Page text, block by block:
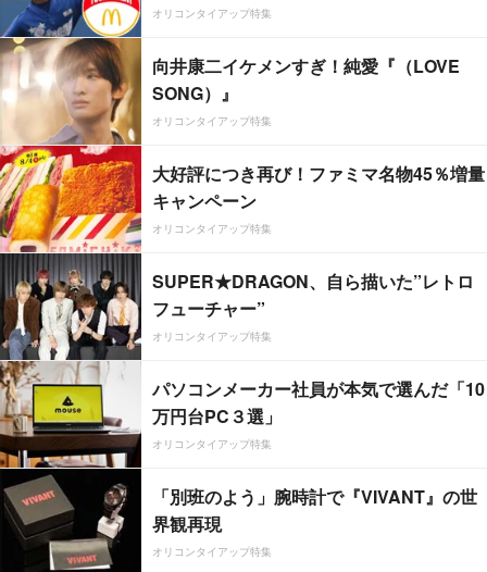
オリコンタイアップ特集
向井康二イケメンすぎ！純愛『（LOVE
SONG）』
オリコンタイアップ特集
大好評につき再び！ファミマ名物45％増量
キャンペーン
オリコンタイアップ特集
SUPER★DRAGON、自ら描いた”レトロ
フューチャー”
オリコンタイアップ特集
パソコンメーカー社員が本気で選んだ「10
万円台PC３選」
オリコンタイアップ特集
「別班のよう」腕時計で『VIVANT』の世
界観再現
オリコンタイアップ特集